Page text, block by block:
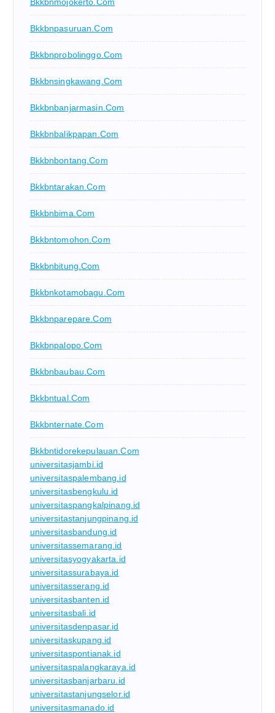
Bkkbnpasuruan.com
Bkkbnprobolinggo.com
Bkkbnsingkawang.com
Bkkbnbanjarmasin.com
Bkkbnbalikpapan.com
Bkkbnbontang.com
Bkkbntarakan.com
Bkkbnbima.com
Bkkbntomohon.com
Bkkbnbitung.com
Bkkbnkotamobagu.com
Bkkbnparepare.com
Bkkbnpalopo.com
Bkkbnbaubau.com
Bkkbntual.com
Bkkbnternate.com
Bkkbntidorekepulauan.com
universitasjambi.id
universitaspalembang.id
universitasbengkulu.id
universitaspangkalpinang.id
universitastanjungpinang.id
universitasbandung.id
universitassemarang.id
universitasyogyakarta.id
universitassurabaya.id
universitasserang.id
universitasbanten.id
universitasbali.id
universitasdenpasar.id
universitaskupang.id
universitaspontianak.id
universitaspalangkaraya.id
universitasbanjarbaru.id
universitastanjungselor.id
universitasmanado.id